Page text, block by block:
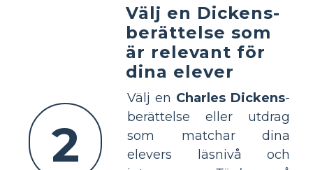
2
Välj en Dickens-
berättelse som
är relevant för
dina elever
Välj en Charles Dickens-
berättelse eller utdrag
som matchar dina
elevers läsnivå och